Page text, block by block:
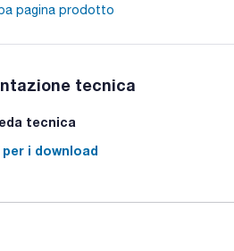
pagina prodotto
tecnica
tecnica
i download